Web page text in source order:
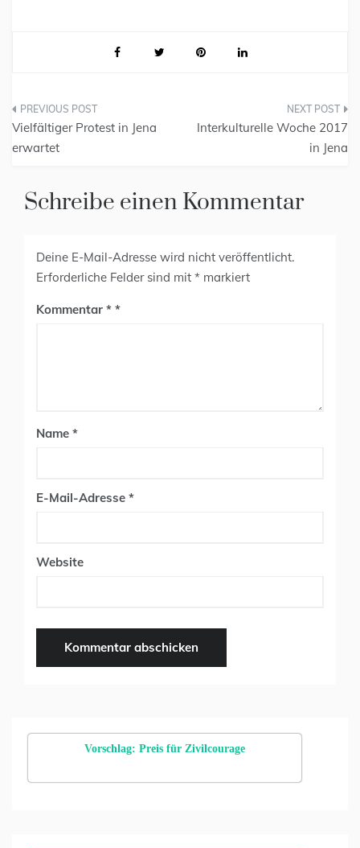
Vielfältiger Protest in Jena
erwartet
Interkulturelle Woche 2017
in Jena
Schreibe einen Kommentar
Deine E-Mail-Adresse wird nicht veröffentlicht.
Erforderliche Felder sind mit * markiert
Kommentar *
Name *
E-Mail-Adresse *
Website
Vorschlag: Preis für Zivilcourage